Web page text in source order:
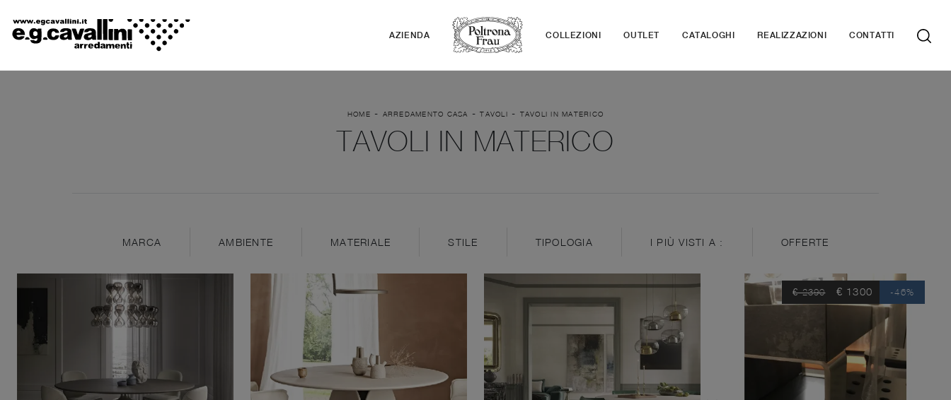
AZIENDA COLLEZIONI OUTLET CATALOGHI REALIZZAZIONI CONTATTI
HOME - ARREDAMENTO CASA -TAVOLI - TAVOLI IN MATERICO
TAVOLI IN MATERICO
MARCA AMBIENTE MATERIALE STILE TIPOLOGIA I PIÙ VISTI A : OFFERTE
€ 2390 € 1300 -46%